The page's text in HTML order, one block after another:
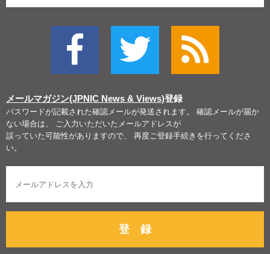
メールマガジン(JPNIC News & Views)登録
パスワードが記載された確認メールが発送されます。 確認メールが届か
ない場合は、 ご入力いただいたメールアドレスが
誤っていた可能性がありますので、 再度ご登録手続きを行ってくださ
い。
登 録